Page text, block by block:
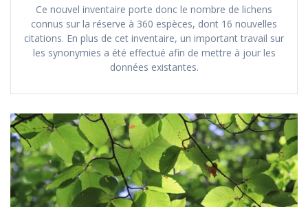
Ce nouvel inventaire porte donc le nombre de lichens
connus sur la réserve à 360 espèces, dont 16 nouvelles
citations. En plus de cet inventaire, un important travail sur
les synonymies a été effectué afin de mettre à jour les
données existantes.